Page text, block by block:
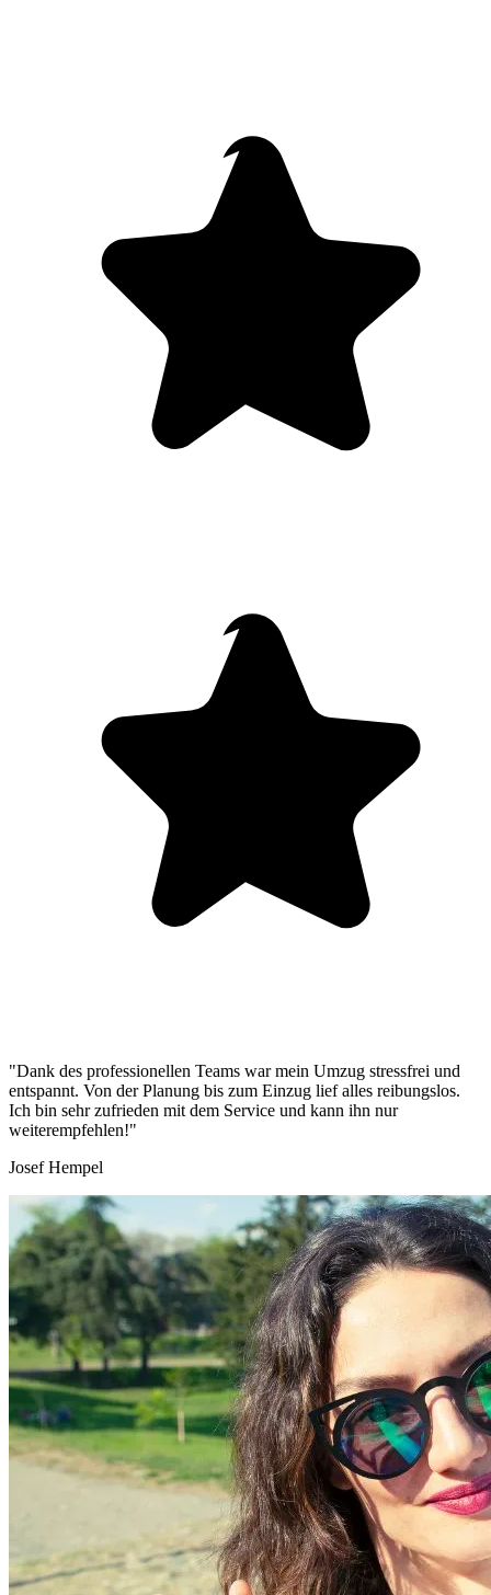
"Dank des professionellen Teams war mein Umzug stressfrei und
entspannt. Von der Planung bis zum Einzug lief alles reibungslos.
Ich bin sehr zufrieden mit dem Service und kann ihn nur
weiterempfehlen!"
Josef Hempel